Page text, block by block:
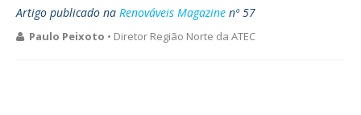
Artigo publicado na Renováveis Magazine nº 57
Paulo Peixoto • Diretor Região Norte da ATEC